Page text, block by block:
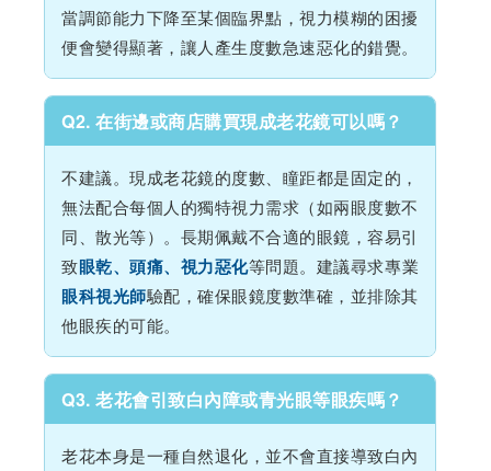
當調節能力下降至某個臨界點，視力模糊的困擾
便會變得顯著，讓人產生度數急速惡化的錯覺。
Q2. 在街邊或商店購買現成老花鏡可以嗎？
不建議。現成老花鏡的度數、瞳距都是固定的，
無法配合每個人的獨特視力需求（如兩眼度數不
同、散光等）。長期佩戴不合適的眼鏡，容易引
致眼乾、頭痛、視力惡化等問題。建議尋求專業
眼科視光師驗配，確保眼鏡度數準確，並排除其
他眼疾的可能。
Q3. 老花會引致白內障或青光眼等眼疾嗎？
老花本身是一種自然退化，並不會直接導致白內